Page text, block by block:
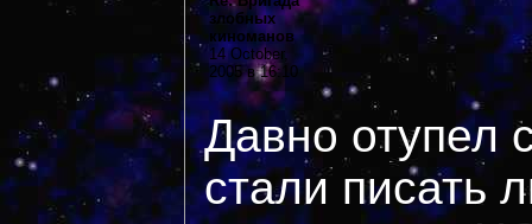
злобных
киноманов
14 October,
2005 в 16:10
Давно отупел
стали писать